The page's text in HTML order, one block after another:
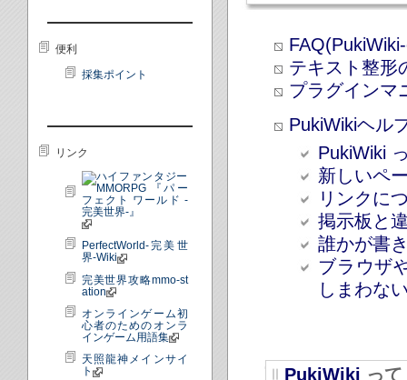
便利
採集ポイント
リンク
PerfectWorld-完美世
界-Wiki
完美世界攻略mmo-st
ation
オンラインゲーム初
心者のためのオンラ
インゲーム用語集
天照龍神メインサイ
ト
テキスト整形
プラグインマ
PukiWikiヘル
PukiWiki
新しいペ
リンクに
掲示板と
誰かが書
ブラウザ
しまわな
PukiWiki っ